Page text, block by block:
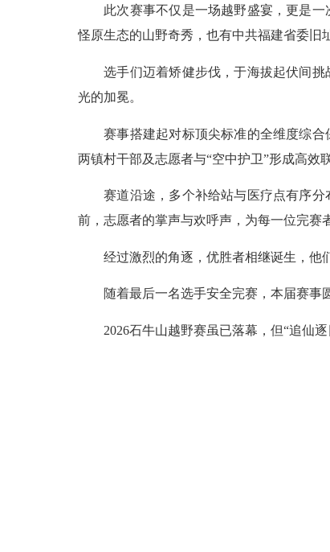
此次赛事不仅是一场越野盛宴，更是一
怪原生态的山野奇秀，也有中共福建省委旧
选手们迈着矫健步伐，于海拔起伏间挑
光的加冕。
赛事搭建起对标顶尖标准的全维度综合
两镇村干部及志愿者与“空中护卫”形成高效
赛道沿途，多个补给站与医疗点有序分
前，志愿者的掌声与欢呼声，为每一位完赛
经过激烈的角逐，优胜者相继诞生，他们
随着最后一名选手安全完赛，本届赛事圆
2026石牛山越野赛虽已落幕，但“追仙逐